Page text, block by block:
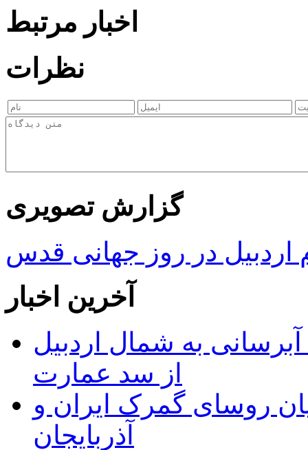
اخبار مرتبط
نظرات
گزارش تصویری
در روز جهانی قدس
آخرین اخبار
ماده ۲۳ طرح آبرسانی به شمال اردبیل
از سد عمارت
روسای گمرک ایران و
آذربایجان